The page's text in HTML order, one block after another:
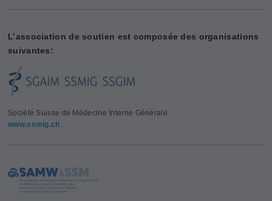
L’association de soutien est composée des organisations
suivantes:
Société Suisse de Médecine Interne Générale
www.ssmig.ch